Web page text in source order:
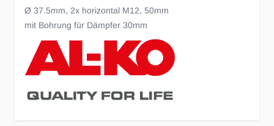
Ø 37.5mm, 2x horizontal M12, 50mm
mit Bohrung für Dämpfer 30mm